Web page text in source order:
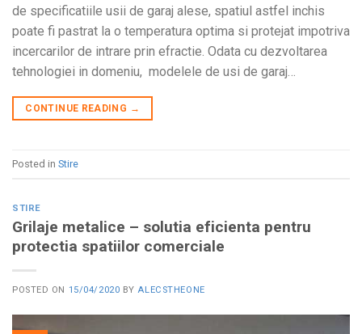
de specificatiile usii de garaj alese, spatiul astfel inchis
poate fi pastrat la o temperatura optima si protejat impotriva
incercarilor de intrare prin efractie. Odata cu dezvoltarea
tehnologiei in domeniu, modelele de usi de garaj…
CONTINUE READING →
Posted in Stire
STIRE
Grilaje metalice – solutia eficienta pentru
protectia spatiilor comerciale
POSTED ON 15/04/2020 BYALECSTHEONE